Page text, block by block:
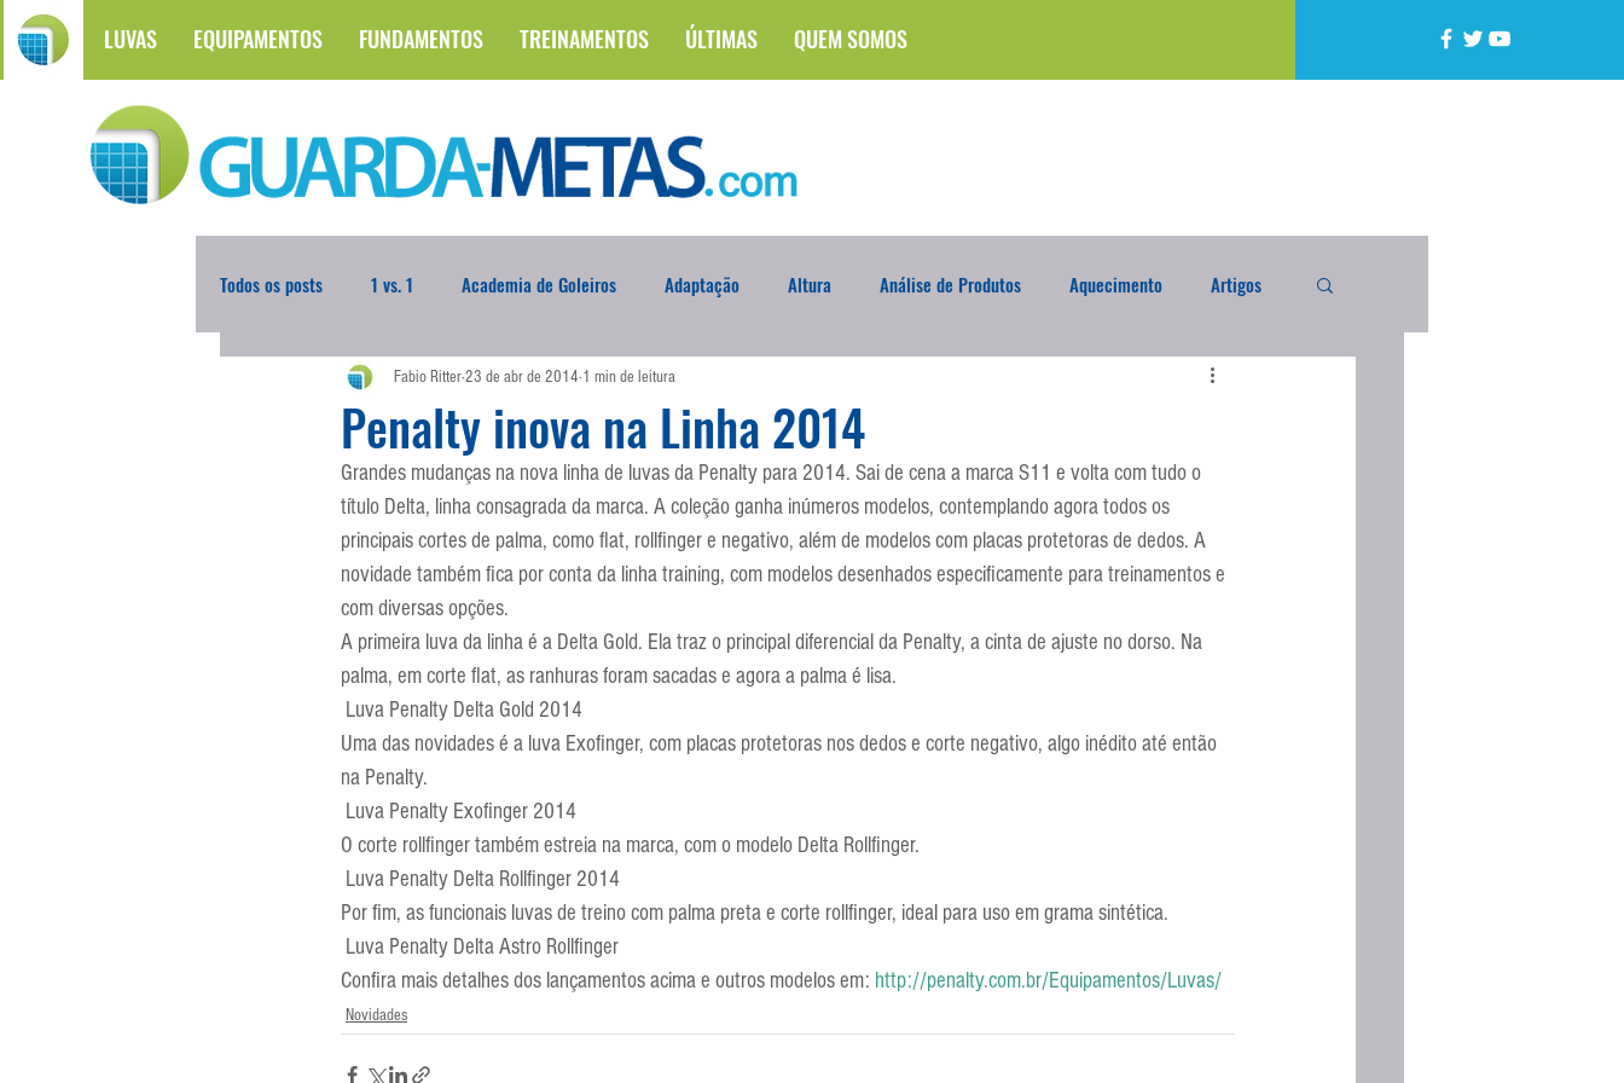
LUVAS EQUIPAMENTOS FUNDAMENTOS TREINAMENTOS ÚLTIMAS QUEM SOMOS
Todos os posts 1 vs. 1 Academia de Goleiros Adaptação Altura Análise de Produtos Aquecimento Artigos
Atualidades Blogoleiro da Semana Brasileirão Compra Exterior
Comunicação Copa do Mundo Curso Defesa da Semana Deslocamento DVD Encaixada Enquete
Entrevistas Equipamentos Escola Alemã Escola Americana Escola Argentina Escola Espanhola
Escola Francesa Escola Inglesa
Penalty inova na Linha 2014
Fabio Ritter23 de abr de 2014 1 min de leitura
Grandes mudanças na nova linha de luvas da Penalty para 2014. Sai de cena a marca S11 e volta com tudo o
título Delta, linha consagrada da marca. A coleção ganha inúmeros modelos, contemplando agora todos os
principais cortes de palma, como flat, rollfinger e negativo, além de modelos com placas protetoras de dedos. A
novidade também fica por conta da linha training, com modelos desenhados especificamente para treinamentos e
com diversas opções.
A primeira luva da linha é a Delta Gold. Ela traz o principal diferencial da Penalty, a cinta de ajuste no dorso. Na
palma, em corte flat, as ranhuras foram sacadas e agora a palma é lisa.
Luva Penalty Delta Gold 2014
Uma das novidades é a luva Exofinger, com placas protetoras nos dedos e corte negativo, algo inédito até então
na Penalty.
Luva Penalty Exofinger 2014
O corte rollfinger também estreia na marca, com o modelo Delta Rollfinger.
Luva Penalty Delta Rollfinger 2014
Por fim, as funcionais luvas de treino com palma preta e corte rollfinger, ideal para uso em grama sintética.
Luva Penalty Delta Astro Rollfinger
Confira mais detalhes dos lançamentos acima e outros modelos em: http://penalty.com.br/Equipamentos/Luvas/
Novidades